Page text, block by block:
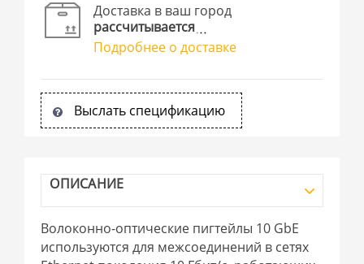
Доставка в ваш город
рассчитывается
Подробнее о доставке
Выслать спецификацию
ОПИСАНИЕ
Волоконно-оптические пигтейлы 10 GbE
используются для межсоединений в сетях